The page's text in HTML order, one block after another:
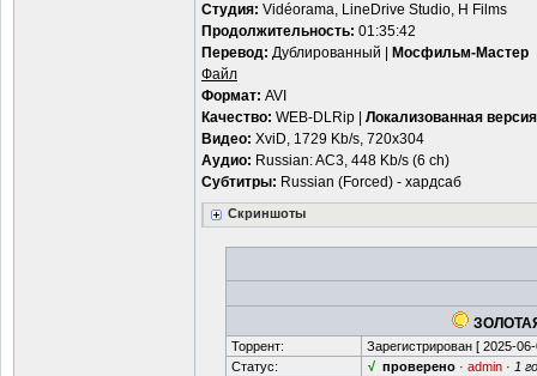
Студия: Vidéorama, LineDrive Studio, H Films
Продолжительность: 01:35:42
Перевод: Дублированный |
Мосфильм-Мастер
Файл
Формат: AVI
Качество: WEB-DLRip | Локализованная версия
Видео: XviD, 1729 Kb/s, 720x304
Аудио: Russian: AC3, 448 Kb/s (6 ch)
Субтитры: Russian (Forced) - хардсаб
Скриншоты
Торрент: Зарегистрирован [ 2025-
Статус:
√ проверено · admin · 1